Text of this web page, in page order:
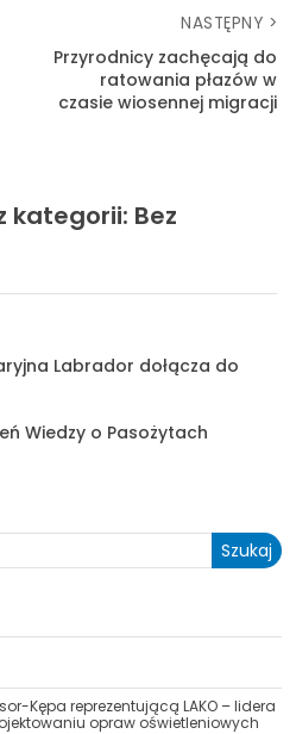
profesionalistą
NASTĘPNY >
Przyrodnicy zachęcają do
ratowania płazów w
czasie wiosennej migracji
kategorii: Bez
Labrador dołącza do
Wiedzy o Pasożytach
Szukaj
Kępa reprezentującą LAKO – lidera
opraw oświetleniowych